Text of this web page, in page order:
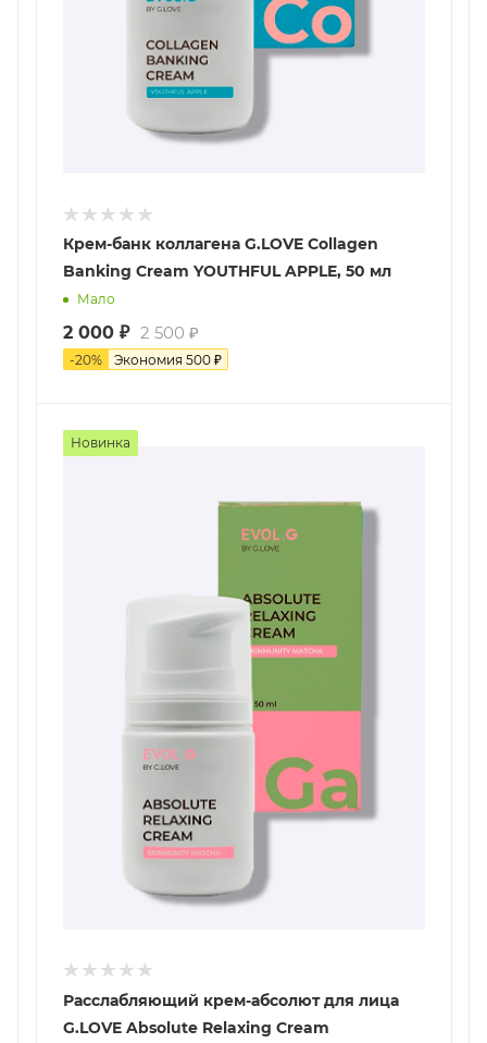
Крем-банк коллагена G.LOVE Collagen
Banking Cream YOUTHFUL APPLE, 50 мл
Мало
2 000 ₽ 2 500 ₽
-20% Экономия 500 ₽
Новинка
Расслабляющий крем-абсолют для лица
G.LOVE Absolute Relaxing Cream